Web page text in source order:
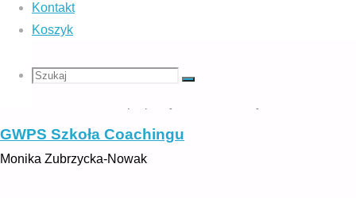
Kontakt
Koszyk
Szukaj
Szukaj:
Szukaj
GWPS Szkoła Coachingu
Monika Zubrzycka-Nowak
towarzyskim i zawodowym. Sam pomysł